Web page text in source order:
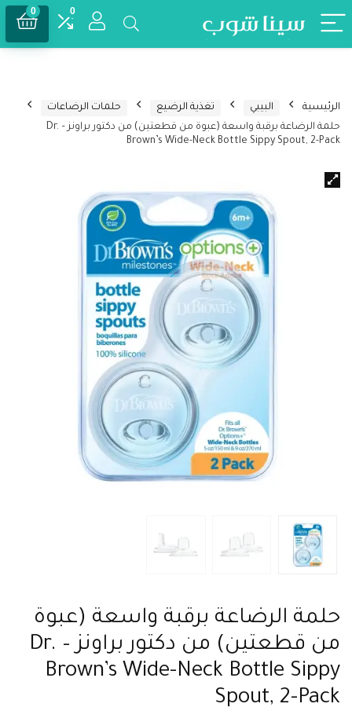
0
0
الرئيسية البيبي تغذية الرضيع
حلمات الرضاعات
حلمة الرضاعة برقبة واسعة (عبوة من قطعتين) من دكتور براونز – Dr.
Brown’s Wide-Neck Bottle Sippy Spout, 2-Pack
حلمة الرضاعة برقبة واسعة (عبوة
من قطعتين) من دكتور براونز – Dr.
Brown’s Wide-Neck Bottle Sippy
Spout, 2-Pack